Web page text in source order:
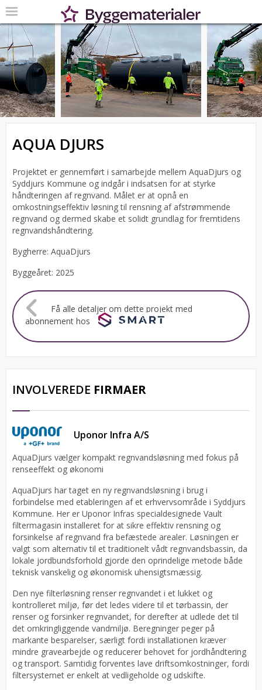
AQUA DJURS
Projektet er gennemført i samarbejde mellem AquaDjurs og
Syddjurs Kommune og indgår i indsatsen for at styrke
håndteringen af regnvand. Målet er at opnå en
omkostningseffektiv løsning til rensning af afstrømmende
regnvand og dermed skabe et solidt grundlag for fremtidens
regnvandshåndtering.
Bygherre: AquaDjurs
Byggeåret: 2025
Få alle detaljer om dette projekt med
abonnement hos
INVOLVEREDE FIRMAER
Uponor Infra A/S
AquaDjurs vælger kompakt regnvandsløsning med fokus på
renseeffekt og økonomi
AquaDjurs har taget en ny regnvandsløsning i brug i
forbindelse med etableringen af et erhvervsområde i Syddjurs
Kommune. Her er Uponor Infras specialdesignede Vault
filtermagasin installeret for at sikre effektiv rensning og
forsinkelse af regnvand fra befæstede arealer. Løsningen er
valgt som alternativ til et traditionelt vådt regnvandsbassin, da
lokale jordbundsforhold gjorde den oprindelige metode både
teknisk vanskelig og økonomisk uhensigtsmæssig.
Den nye filterløsning renser regnvandet i et lukket og
kontrolleret miljø, før det ledes videre til et tørbassin, der
renser og forsinker regnvandet, for derefter at udlede det til
det omkringliggende vandmiljø. Beregninger peger på
markante besparelser, særligt fordi installationen kræver
mindre gravearbejde og reducerer behovet for jordhåndtering
og transport. Samtidig forventes lave driftsomkostninger, fordi
filtersystemet er enkelt at vedligeholde og udskifte.